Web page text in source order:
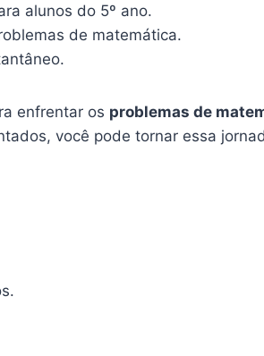
alunos do 5º ano.
de matemática.
enfrentar os problemas de
você pode tornar essa